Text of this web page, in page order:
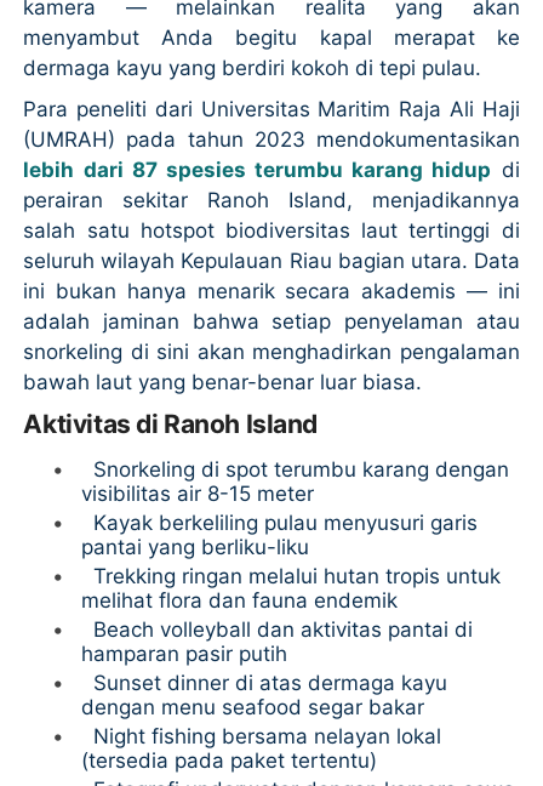
kamera — melainkan realita yang akan
menyambut Anda begitu kapal merapat ke
dermaga kayu yang berdiri kokoh di tepi pulau.
Para peneliti dari Universitas Maritim Raja Ali Haji
(UMRAH) pada tahun 2023 mendokumentasikan
lebih dari 87 spesies terumbu karang hidup di
perairan sekitar Ranoh Island, menjadikannya
salah satu hotspot biodiversitas laut tertinggi di
seluruh wilayah Kepulauan Riau bagian utara. Data
ini bukan hanya menarik secara akademis — ini
adalah jaminan bahwa setiap penyelaman atau
snorkeling di sini akan menghadirkan pengalaman
bawah laut yang benar-benar luar biasa.
Aktivitas di Ranoh Island
•
Snorkeling di spot terumbu karang dengan
visibilitas air 8-15 meter
•
Kayak berkeliling pulau menyusuri garis
pantai yang berliku-liku
•
Trekking ringan melalui hutan tropis untuk
melihat flora dan fauna endemik
•
Beach volleyball dan aktivitas pantai di
hamparan pasir putih
•
Sunset dinner di atas dermaga kayu
dengan menu seafood segar bakar
•
Night fishing bersama nelayan lokal
(tersedia pada paket tertentu)